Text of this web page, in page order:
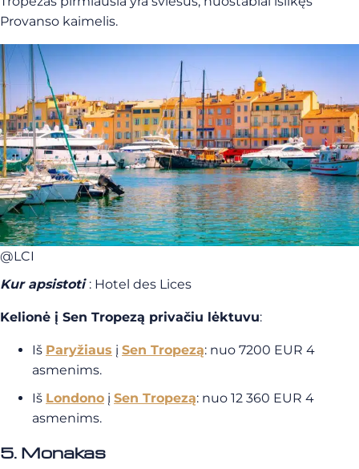
Provanso kaimelis.
@LCI
Kur apsistoti : Hotel des Lices
Kelionė į Sen Tropezą privačiu lėktuvu:
Iš Paryžiaus į Sen Tropezą: nuo 7200 EUR 4
asmenims.
Iš Londono į Sen Tropezą: nuo 12 360 EUR 4
asmenims.
5. Monakas